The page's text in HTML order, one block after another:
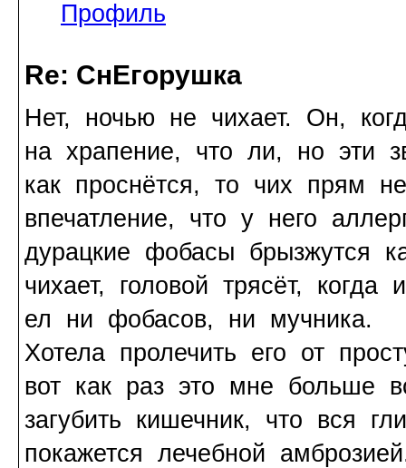
Профиль
Re: СнЕгорушка
Нет, ночью не чихает. Он,
на храпение, что ли, но эти
как проснётся, то чих прям
впечатление, что у него
дурацкие фобасы брызжутся
чихает, головой трясёт,
ел ни фобасов, ни мучника.
Хотела пролечить его от
вот как раз это мне больше
загубить кишечник, что вся
покажется лечебной